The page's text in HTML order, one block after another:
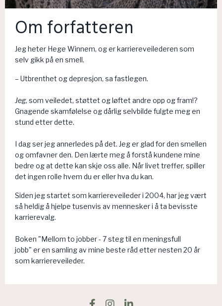
Om forfatteren
Jeg heter Hege Winnem, og er karriereveilederen som
selv gikk på en smell.
– Utbrenthet og depresjon, sa fastlegen.
Jeg, som veiledet, støttet og løftet andre opp og fram!?
Gnagende skamfølelse og dårlig selvbilde fulgte meg en
stund etter dette.
I dag ser jeg annerledes på det. Jeg er glad for den smellen
og omfavner den. Den lærte meg å forstå kundene mine
bedre og at dette kan skje oss alle. Når livet treffer, spiller
det ingen rolle hvem du er eller hva du kan.
Siden jeg startet som karriereveileder i 2004, har jeg vært
så heldig å hjelpe tusenvis av mennesker i å ta bevisste
karrierevalg.
Boken "Mellom to jobber - 7 steg til en meningsfull
jobb" er en samling av mine beste råd etter nesten 20 år
som karriereveileder.